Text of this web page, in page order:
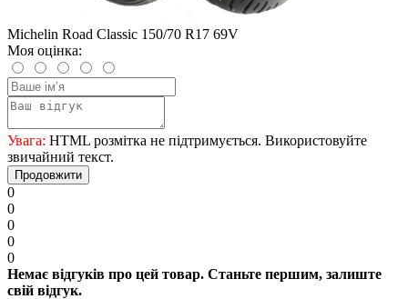
Michelin Road Classic 150/70 R17 69V
Моя оцінка:
Увага: HTML розмітка не підтримується. Використовуйте
звичайний текст.
Продовжити
0
0
0
0
0
Немає відгуків про цей товар. Станьте першим, залиште
свій відгук.